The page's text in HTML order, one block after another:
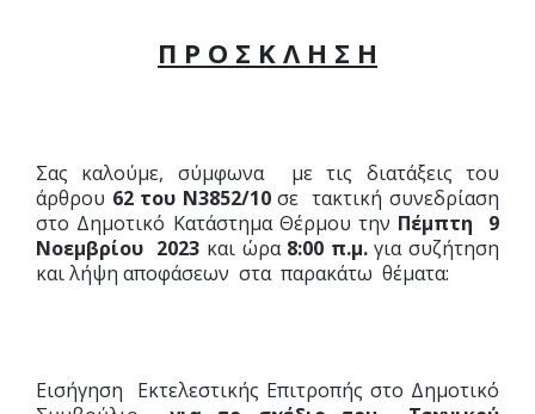
Π Ρ Ο Σ Κ Λ Η Σ Η
Σας καλούμε, σύμφωνα με τις διατάξεις του
άρθρου 62 του Ν3852/10σε τακτική συνεδρίαση
στο Δημοτικό Κατάστημα Θέρμου την Πέμπτη 9
Νοεμβρίου 2023 και ώρα 8:00 π.μ.για συζήτηση
και λήψη αποφάσεων στα παρακάτω θέματα:
Εισήγηση Εκτελεστικής Επιτροπής στο Δημοτικό